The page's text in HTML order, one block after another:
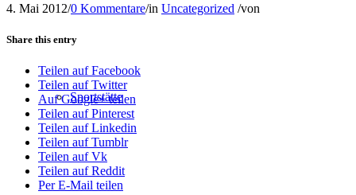
Sportstätte
4. Mai 2012/0 Kommentare/in Uncategorized /von
Share this entry
Teilen auf Facebook
Teilen auf Twitter
Auf Google+ teilen
Teilen auf Pinterest
Teilen auf Linkedin
Teilen auf Tumblr
Teilen auf Vk
Teilen auf Reddit
Per E-Mail teilen